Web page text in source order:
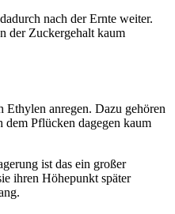
nach der Ernte weiter.
der Zuckergehalt kaum
anregen. Dazu gehören
Pflücken dagegen kaum
ist das ein großer
ihren Höhepunkt später